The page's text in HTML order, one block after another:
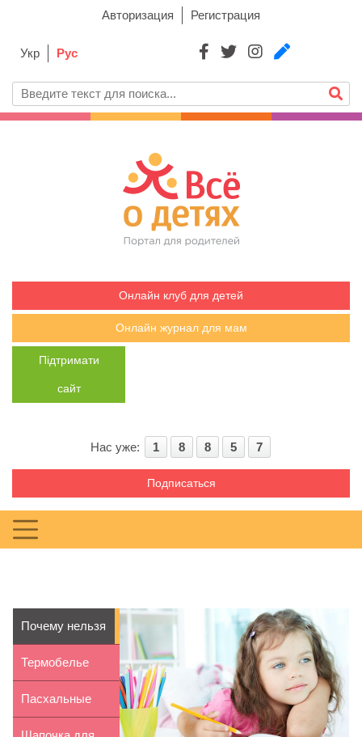
Авторизация Регистрация
Укр Рус
Онлайн клуб для детей
Онлайн журнал для мам
Підтримати
сайт
Нас уже: 1 8 8 5 7
Подписаться
Почему нельзя
пугать детей
Термобелье
для активных
детей: ...
Пасхальные
игры для детей